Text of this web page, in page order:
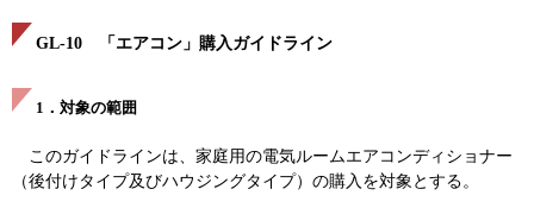
GL-10 「エアコン」購入ガイドライン
1．対象の範囲
このガイドラインは、家庭用の電気ルームエアコンディショナー
（後付けタイプ及びハウジングタイプ）の購入を対象とする。